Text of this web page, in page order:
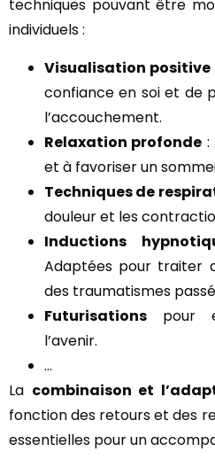
techniques pouvant être
individuels :
Visualisation positive
confiance en soi et de
l’accouchement.
Relaxation profonde :
et à favoriser un
Techniques de
douleur et les
Inductions
Adaptées pour traiter
des traumatismes
Futurisations pour
l’avenir.
…
La combinaison et
fonction des retours et des
essentielles pour un